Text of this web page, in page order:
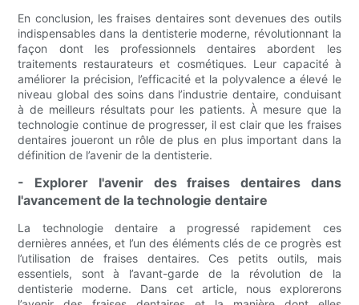
En conclusion, les fraises dentaires sont devenues des outils
indispensables dans la dentisterie moderne, révolutionnant la
façon dont les professionnels dentaires abordent les
traitements restaurateurs et cosmétiques. Leur capacité à
améliorer la précision, l’efficacité et la polyvalence a élevé le
niveau global des soins dans l’industrie dentaire, conduisant
à de meilleurs résultats pour les patients. À mesure que la
technologie continue de progresser, il est clair que les fraises
dentaires joueront un rôle de plus en plus important dans la
définition de l’avenir de la dentisterie.
- Explorer l'avenir des fraises dentaires dans
l'avancement de la technologie dentaire
La technologie dentaire a progressé rapidement ces
dernières années, et l’un des éléments clés de ce progrès est
l’utilisation de fraises dentaires. Ces petits outils, mais
essentiels, sont à l’avant-garde de la révolution de la
dentisterie moderne. Dans cet article, nous explorerons